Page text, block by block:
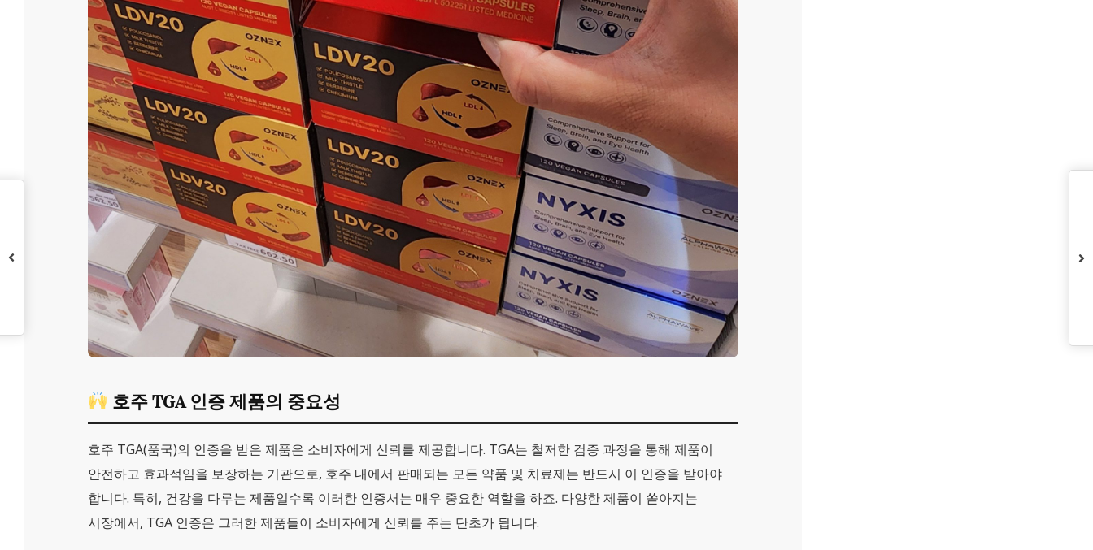
호주 TGA 인증 제품의 중요성
호주 TGA(품국)의 인증을 받은 제품은 소비자에게 신뢰를 제공합니다. TGA는 철저한 검증 과정을 통해 제품이
안전하고 효과적임을 보장하는 기관으로, 호주 내에서 판매되는 모든 약품 및 치료제는 반드시 이 인증을 받아야
합니다. 특히, 건강을 다루는 제품일수록 이러한 인증서는 매우 중요한 역할을 하죠. 다양한 제품이 쏟아지는
시장에서, TGA 인증은 그러한 제품들이 소비자에게 신뢰를 주는 단초가 됩니다.